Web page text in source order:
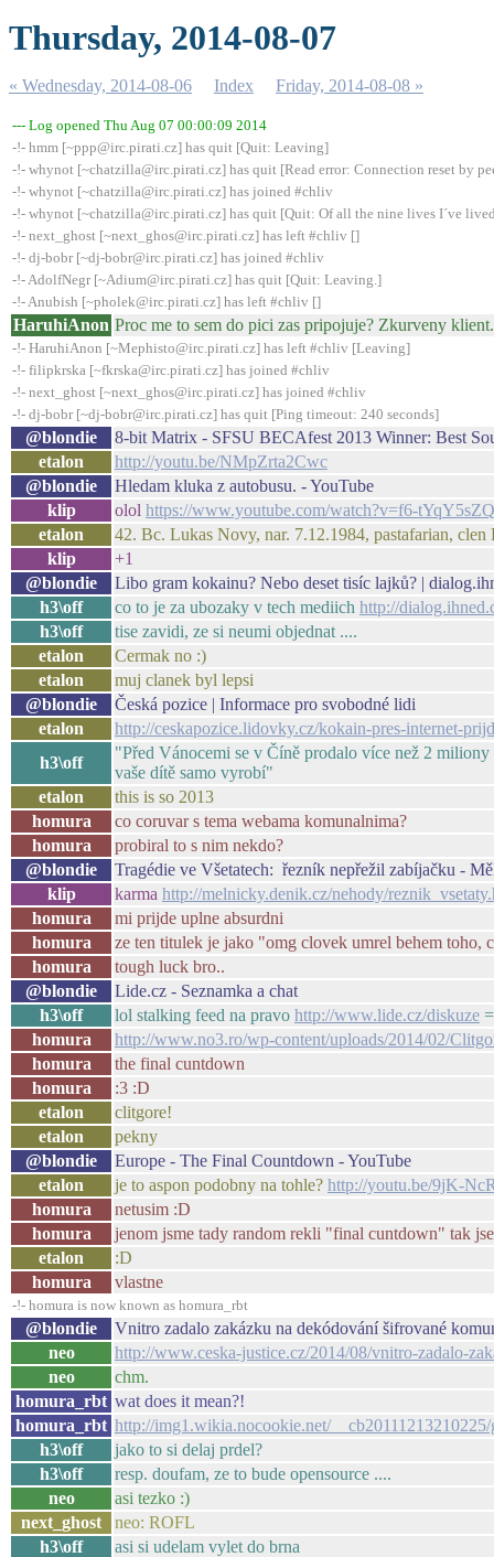
Thursday, 2014-08-07
« Wednesday, 2014-08-06 Index Friday, 2014-08-08 »
--- Log opened Thu Aug 07 00:00:09 2014
-!- hmm [~ppp@irc.pirati.cz] has quit [Quit: Leaving]
-!- whynot [~chatzilla@irc.pirati.cz] has quit [Read error: Connection reset by
-!- whynot [~chatzilla@irc.pirati.cz] has joined #chliv
-!- whynot [~chatzilla@irc.pirati.cz] has quit [Quit: Of all the nine lives I´ve
-!- next_ghost [~next_ghos@irc.pirati.cz] has left #chliv []
-!- dj-bobr [~dj-bobr@irc.pirati.cz] has joined #chliv
-!- AdolfNegr [~Adium@irc.pirati.cz] has quit [Quit: Leaving.]
-!- Anubish [~pholek@irc.pirati.cz] has left #chliv []
HaruhiAnon Proc me to sem do pici zas pripojuje? Zkurveny klient.
-!- HaruhiAnon [~Mephisto@irc.pirati.cz] has left #chliv [Leaving]
-!- filipkrska [~fkrska@irc.pirati.cz] has joined #chliv
-!- next_ghost [~next_ghos@irc.pirati.cz] has joined #chliv
-!- dj-bobr [~dj-bobr@irc.pirati.cz] has quit [Ping timeout: 240 seconds]
@blondie
8-bit Matrix - SFSU BECAfest 2013 Winner: Best
etalon
http://youtu.be/NMpZrta2Cwc
@blondie
Hledam kluka z autobusu. - YouTube
klip
olol https://www.youtube.com/watch?v=f6-tYqY5sZQ
etalon
42. Bc. Lukas Novy, nar. 7.12.1984, pastafarian, clen
klip
+1
@blondie
Libo gram kokainu? Nebo deset tisíc lajků? |
h3\off
co to je za ubozaky v tech mediich http://
h3\off
tise zavidi, ze si neumi objednat ....
etalon
Cermak no :)
etalon
muj clanek byl lepsi
@blondie
Česká pozice | Informace pro svobodné lidi
etalon
http://ceskapozice.lidovky.cz/kokain-pres-internet-
h3\off
"Před Vánocemi se v Číně prodalo více než 2
vaše dítě samo vyrobí"
etalon
this is so 2013
homura
co coruvar s tema webama komunalnima?
homura
probiral to s nim nekdo?
@blondie
Tragédie ve Všetatech: řezník nepřežil zabíjačku -
klip
karma http://melnicky.denik.cz/nehody/
homura
mi prijde uplne absurdni
homura
ze ten titulek je jako "omg clovek umrel behem toho,
homura
tough luck bro..
@blondie
Lide.cz - Seznamka a chat
h3\off
lol stalking feed na pravo http://www.lide.cz/diskuze
homura
http://www.no3.ro/wp-content/uploads/2014/02/
homura
the final cuntdown
homura
:3 :D
etalon
clitgore!
etalon
pekny
@blondie
Europe - The Final Countdown - YouTube
etalon
je to aspon podobny na tohle? http://youtu.be/9jK-
homura
netusim :D
homura
jenom jsme tady random rekli "final cuntdown" tak
etalon
:D
homura
vlastne
-!- homura is now known as homura_rbt
@blondie
Vnitro zadalo zakázku na dekódování šifrované
neo
http://www.ceska-justice.cz/2014/08/vnitro-zadalo-
neo
chm.
homura_rbt wat does it mean?!
homura_rbt http://img1.wikia.nocookie.net/
h3\off
jako to si delaj prdel?
h3\off
resp. doufam, ze to bude opensource ....
neo
asi tezko :)
next_ghost
neo: ROFL
h3\off
asi si udelam vylet do brna